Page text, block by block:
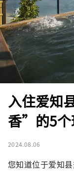
入住爱知
香”的5个
2024.08.06
您知道位于爱知